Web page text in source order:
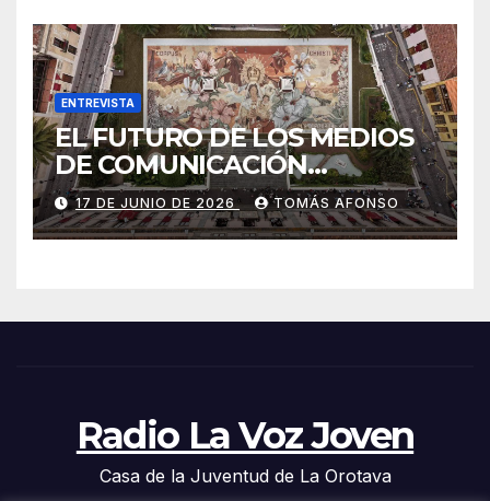
ENTREVISTA
EL FUTURO DE LOS MEDIOS
DE COMUNICACIÓN
PRESENTES EN LAS
ALFOMBRAS DE LA OCTAVA
DEL CORPUS CHRISTI 2026
17 DE JUNIO DE 2026 TOMÁS AFONSO
Radio La Voz Joven
Casa de la Juventud de La Orotava